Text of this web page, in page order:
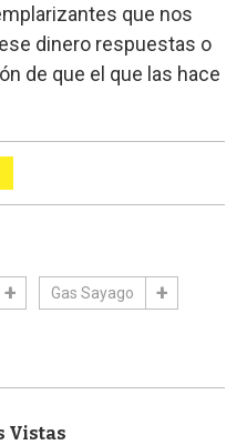
que nos
dinero respuestas o
de que el que las hace
Gas Sayago
Vistas